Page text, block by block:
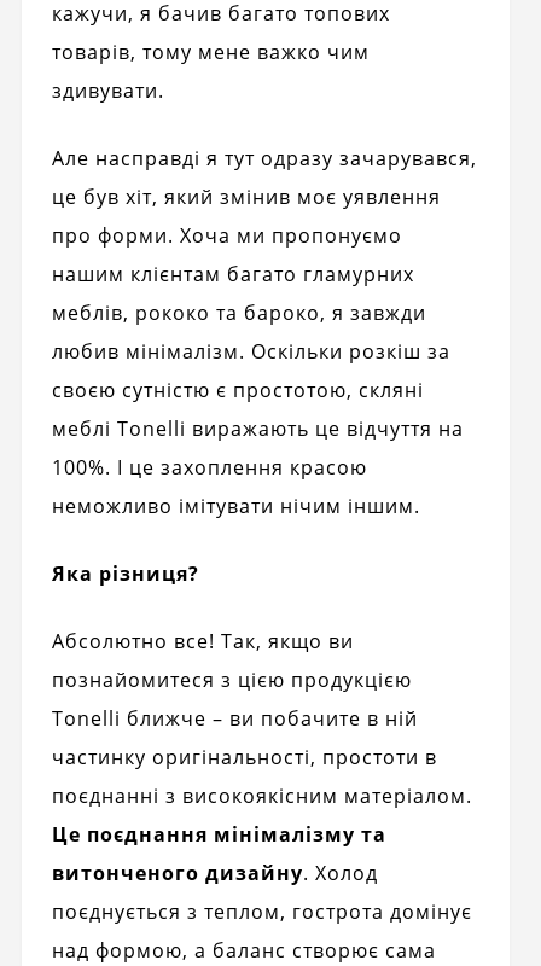
кажучи, я бачив багато топових
товарів, тому мене важко чим
здивувати.
Але насправді я тут одразу зачарувався,
це був хіт, який змінив моє уявлення
про форми. Хоча ми пропонуємо
нашим клієнтам багато гламурних
меблів, рококо та бароко, я завжди
любив мінімалізм. Оскільки розкіш за
своєю сутністю є простотою, скляні
меблі Tonelli виражають це відчуття на
100%. І це захоплення красою
неможливо імітувати нічим іншим.
Яка різниця?
Абсолютно все! Так, якщо ви
познайомитеся з цією продукцією
Tonelli ближче – ви побачите в ній
частинку оригінальності, простоти в
поєднанні з високоякісним матеріалом.
Це поєднання мінімалізму та
витонченого дизайну. Холод
поєднується з теплом, гострота домінує
над формою, а баланс створює сама